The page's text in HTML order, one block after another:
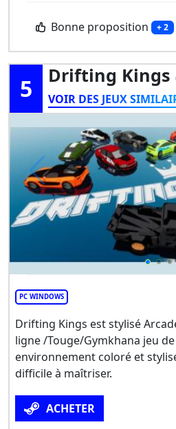
Bonne proposition + 2
5 Drifting Kings
VOIR DES JEUX
PC WINDOWS
Drifting Kings est stylisé
ligne /Touge/Gymkhana jeu
environnement coloré et
difficile à maîtriser.
ACHETER